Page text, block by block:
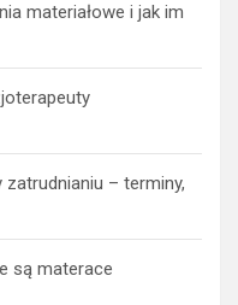
materiałowe i jak im
– terminy,
są materace